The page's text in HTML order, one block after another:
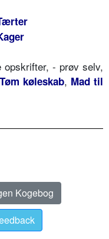
ager
opskrifter, - prøv selv,
Tøm køleskab, Mad til
Kogebog